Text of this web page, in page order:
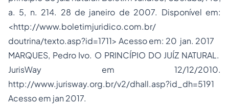
a. 5, n. 214. 28 de janeiro de 2007. Disponível em:
<http://www.boletimjuridico.com.br/
doutrina/texto.asp?id=1711> Acesso em: 20 jan. 2017
MARQUES, Pedro Ivo. O PRINCÍPIO DO JUÍZ NATURAL.
JurisWay em 12/12/2010.
http://www.jurisway.org.br/v2/dhall.asp?id_dh=5191
Acesso em jan 2017.